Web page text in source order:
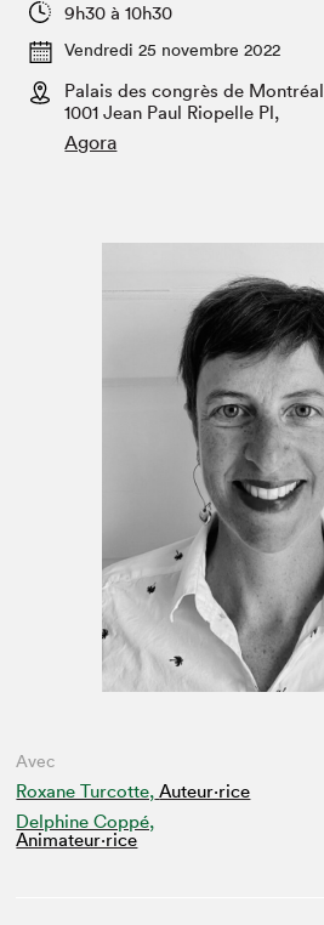
9h30 à 10h30
Vendredi 25 novembre 2022
Palais des congrès de Montréal
1001 Jean Paul Riopelle Pl,
Agora
Avec
Roxane Turcotte, Auteur·rice
Delphine Coppé,
Animateur⋅rice